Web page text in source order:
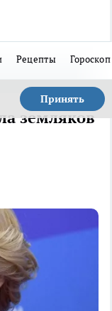
Рецепты Гороскоп
Принять
земляков